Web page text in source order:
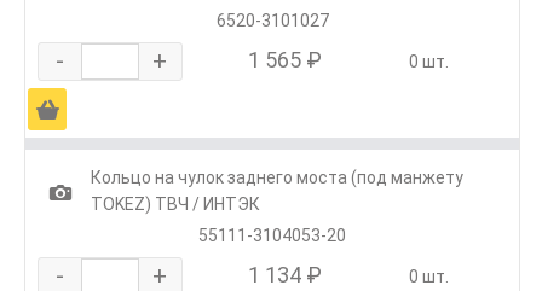
6520-3101027
- + 1 565 ₽ 0 шт.
Ä
1
Кольцо на чулок заднего моста (под манжету
TOKEZ) ТВЧ / ИНТЭК
55111-3104053-20
- + 1 134 ₽ 0 шт.